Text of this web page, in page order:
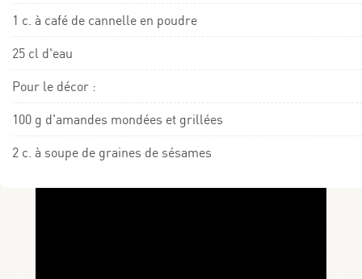
1 c. à café de cannelle en poudre
25 cl d'eau
Pour le décor :
100 g d'amandes mondées et grillées
2 c. à soupe de graines de sésames